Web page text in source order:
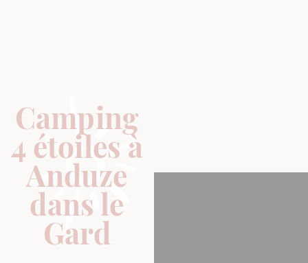
Camping
4 étoiles à
Anduze
dans le
Gard